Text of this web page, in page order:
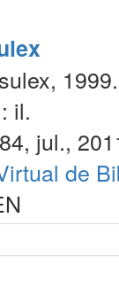
1999.
il.
jul.,
de